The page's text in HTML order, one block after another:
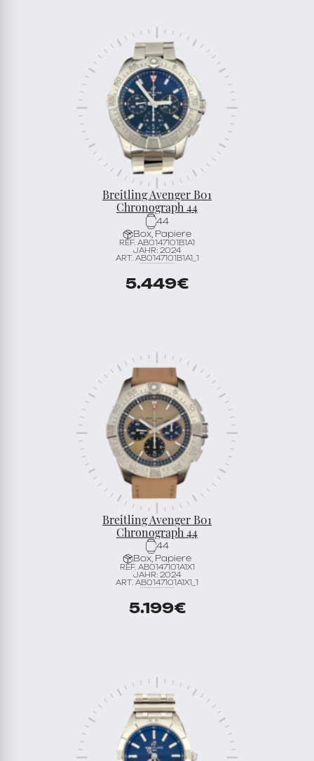
Breitling Avenger B01
Chronograph 44
44
Box, Papiere
REF. AB0147101B1A1
JAHR: 2024
ART. AB0147101B1A1_1
5.449€
Breitling Avenger B01
Chronograph 44
44
Box, Papiere
REF. AB0147101A1X1
JAHR: 2024
ART. AB0147101A1X1_1
5.199€